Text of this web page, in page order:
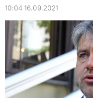
10:04 16.09.2021